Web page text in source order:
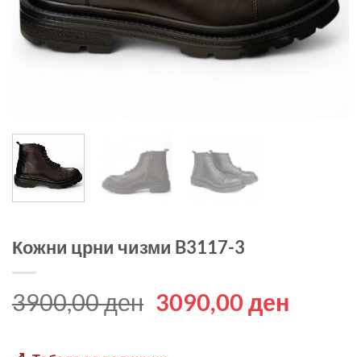
Кожни црни чизми B3117-3
3900,00ден Original
3090,00 ден